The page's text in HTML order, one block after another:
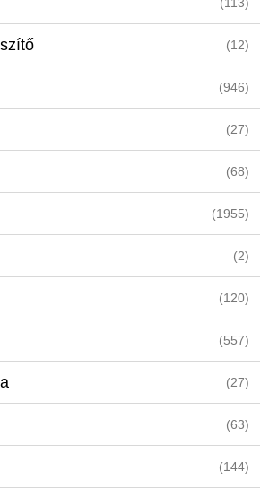
(12)
(946)
(27)
(68)
(1955)
(2)
(120)
(557)
(27)
(63)
(144)